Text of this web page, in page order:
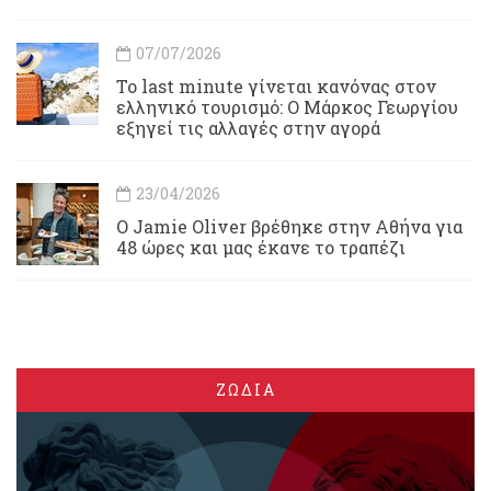
07/07/2026
Το last minute γίνεται κανόνας στον
ελληνικό τουρισμό: Ο Μάρκος Γεωργίου
εξηγεί τις αλλαγές στην αγορά
23/04/2026
Ο Jamie Oliver βρέθηκε στην Αθήνα για
48 ώρες και μας έκανε το τραπέζι
ΖΩΔΙΑ